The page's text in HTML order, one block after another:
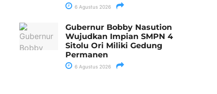
6 Agustus 2026
Gubernur Bobby Nasution
Wujudkan Impian SMPN 4
Sitolu Ori Miliki Gedung
Permanen
6 Agustus 2026